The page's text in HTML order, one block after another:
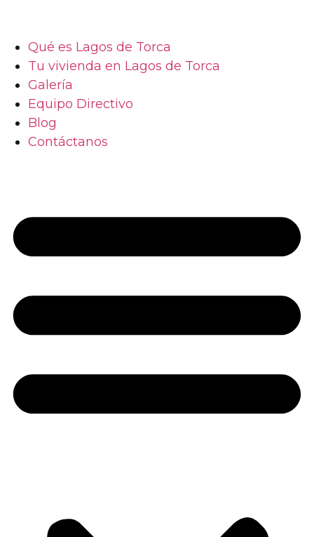
Qué es Lagos de Torca
Tu vivienda en Lagos de Torca
Galería
Equipo Directivo
Blog
Contáctanos